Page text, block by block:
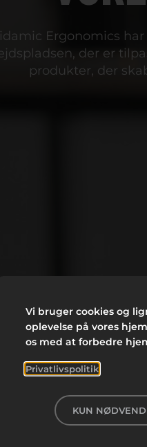
Ergonomics
der er
produkter, der
Vi bruger cookies og
oplevelse på vores
os med at forbedre
Privatlivspolitik
KUN